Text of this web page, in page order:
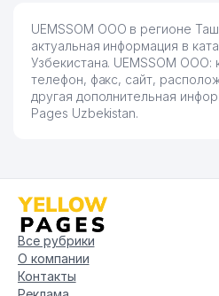
UEMSSOM ООО в регионе
актуальная информация в
Узбекистана. UEMSSOM ООО:
телефон, факс, сайт,
другая дополнительная
Pages Uzbekistan.
Все рубрики
О компании
Контакты